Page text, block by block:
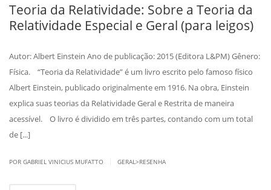
Teoria da Relatividade: Sobre a Teoria da
Relatividade Especial e Geral (para leigos)
Autor: Albert Einstein Ano de publicação: 2015 (Editora L&PM) Gênero:
Física. “Teoria da Relatividade” é um livro escrito pelo famoso físico
Albert Einstein, publicado originalmente em 1916. Na obra, Einstein
explica suas teorias da Relatividade Geral e Restrita de maneira
acessível. O livro é dividido em três partes, contando com um total
de [...]
POR GABRIEL VINICIUS MUFATTO GERAL>RESENHA